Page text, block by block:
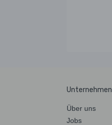
Unternehmen
Über uns
Jobs